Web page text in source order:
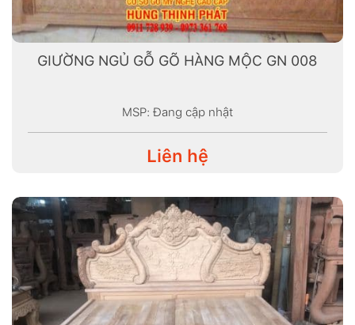
GIƯỜNG NGỦ GỖ GÕ HÀNG MỘC GN 008
MSP: Đang cập nhật
Liên hệ